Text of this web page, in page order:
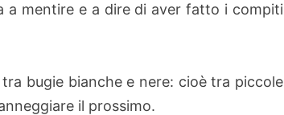
a mentire e a dire di aver fatto i compiti
bugie bianche e nere: cioè tra piccole
il prossimo.